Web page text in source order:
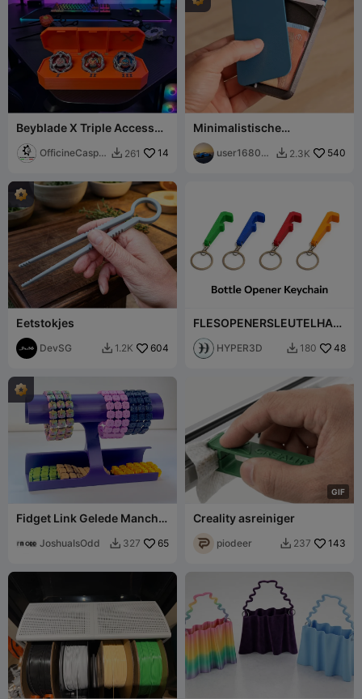
Beyblade X Triple Access
Case
OfficineCasper  261 14
Minimalistische
portemonnee
user168001
 2.3K 540
Eetstokjes
DevSG  1.2K 604
FLESOPENERSLEUTELHAN
GER
HYPER3D  180 48
Fidget Link Gelede Manchet
JoshuaIsOdd  327 65
GIF
Creality asreiniger
piodeer  237 143